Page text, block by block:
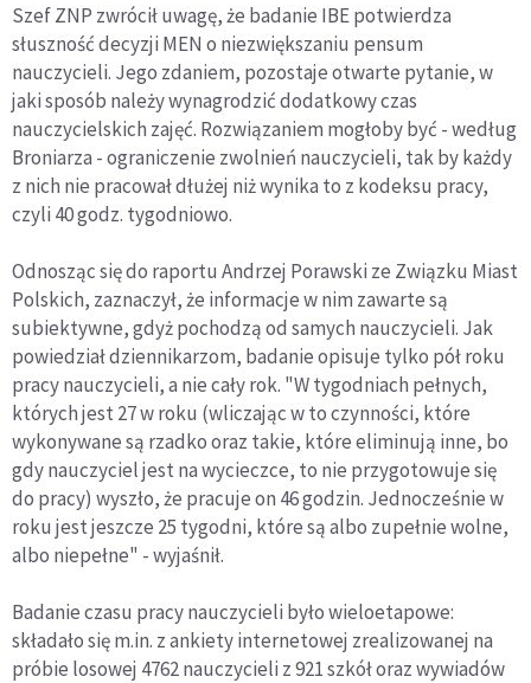
Szef ZNP zwrócił uwagę, że badanie IBE potwierdza
słuszność decyzji MEN o niezwiększaniu pensum
nauczycieli. Jego zdaniem, pozostaje otwarte pytanie, w
jaki sposób należy wynagrodzić dodatkowy czas
nauczycielskich zajęć. Rozwiązaniem mogłoby być - według
Broniarza - ograniczenie zwolnień nauczycieli, tak by każdy
z nich nie pracował dłużej niż wynika to z kodeksu pracy,
czyli 40 godz. tygodniowo.
Odnosząc się do raportu Andrzej Porawski ze Związku Miast
Polskich, zaznaczył, że informacje w nim zawarte są
subiektywne, gdyż pochodzą od samych nauczycieli. Jak
powiedział dziennikarzom, badanie opisuje tylko pół roku
pracy nauczycieli, a nie cały rok. "W tygodniach pełnych,
których jest 27 w roku (wliczając w to czynności, które
wykonywane są rzadko oraz takie, które eliminują inne, bo
gdy nauczyciel jest na wycieczce, to nie przygotowuje się
do pracy) wyszło, że pracuje on 46 godzin. Jednocześnie w
roku jest jeszcze 25 tygodni, które są albo zupełnie wolne,
albo niepełne" - wyjaśnił.
Badanie czasu pracy nauczycieli było wieloetapowe:
składało się m.in. z ankiety internetowej zrealizowanej na
próbie losowej 4762 nauczycieli z 921 szkół oraz wywiadów